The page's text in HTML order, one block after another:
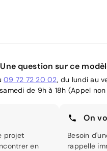
Une question sur ce
09 72 72 20 02, du lundi au
de 9h à 18h (Appel
projet
en
On
Besoin
rappelle